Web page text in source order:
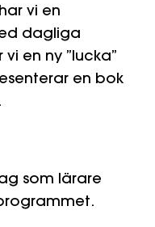
vi en
dagliga
en ny ”lucka”
en bok
som lärare